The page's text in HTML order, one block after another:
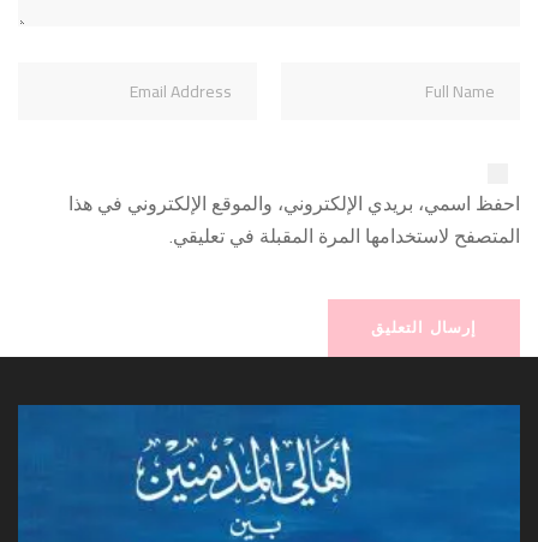
احفظ اسمي، بريدي الإلكتروني، والموقع الإلكتروني في هذا
المتصفح لاستخدامها المرة المقبلة في تعليقي.